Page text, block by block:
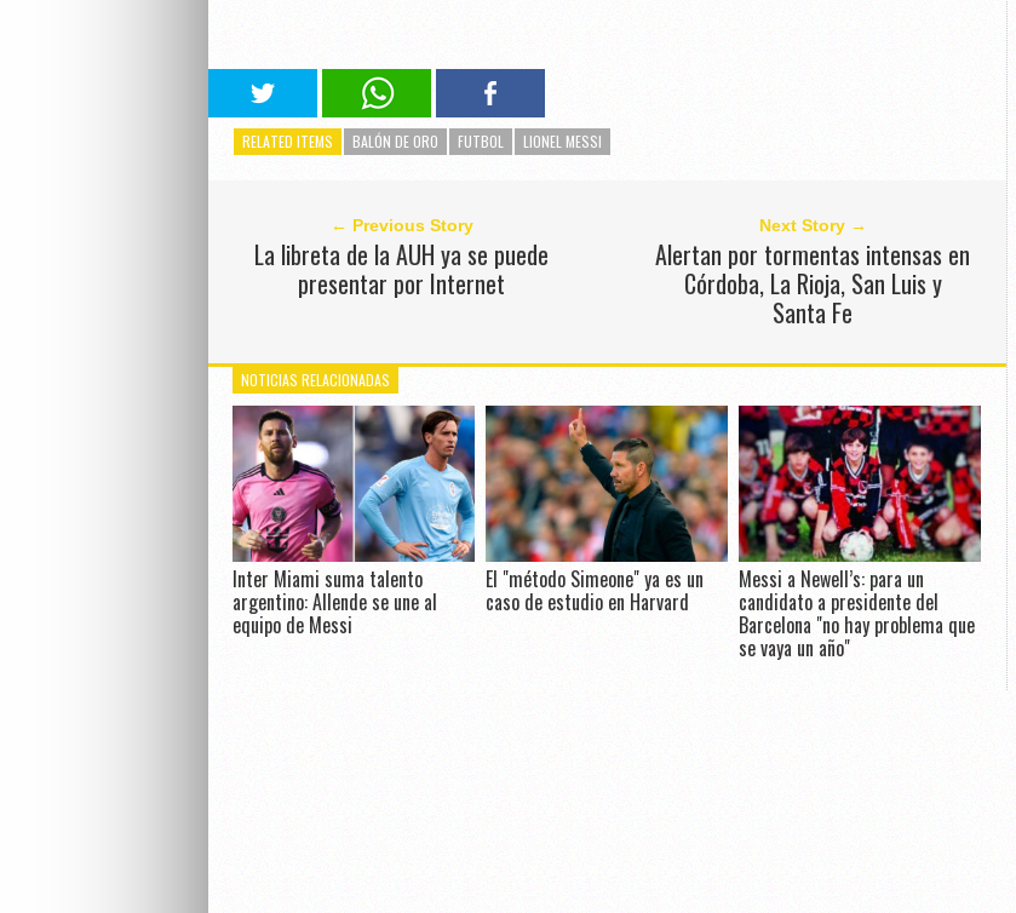
RELATED ITEMS BALÓN DE ORO FUTBOL LIONEL MESSI
← Previous Story
La libreta de la AUH ya se puede
presentar por Internet
Next Story →
Alertan por tormentas intensas en
Córdoba, La Rioja, San Luis y
Santa Fe
NOTICIAS RELACIONADAS
Inter Miami suma talento
argentino: Allende se une al
equipo de Messi
El "método Simeone" ya es un
caso de estudio en Harvard
Messi a Newell’s: para un
candidato a presidente del
Barcelona "no hay problema que
se vaya un año"